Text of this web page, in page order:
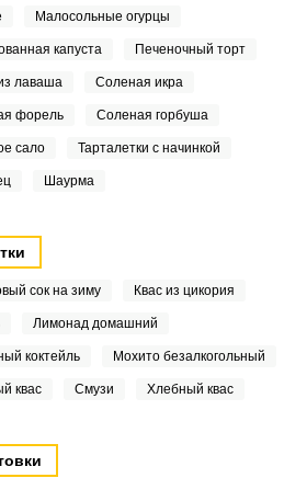
Малосольные огурцы
капуста Печеночный торт
лаваша Соленая икра
форель Соленая горбуша
сало Тарталетки с начинкой
Шаурма
сок на зиму Квас из цикория
Лимонад домашний
коктейль Мохито безалкогольный
квас Смузи Хлебный квас